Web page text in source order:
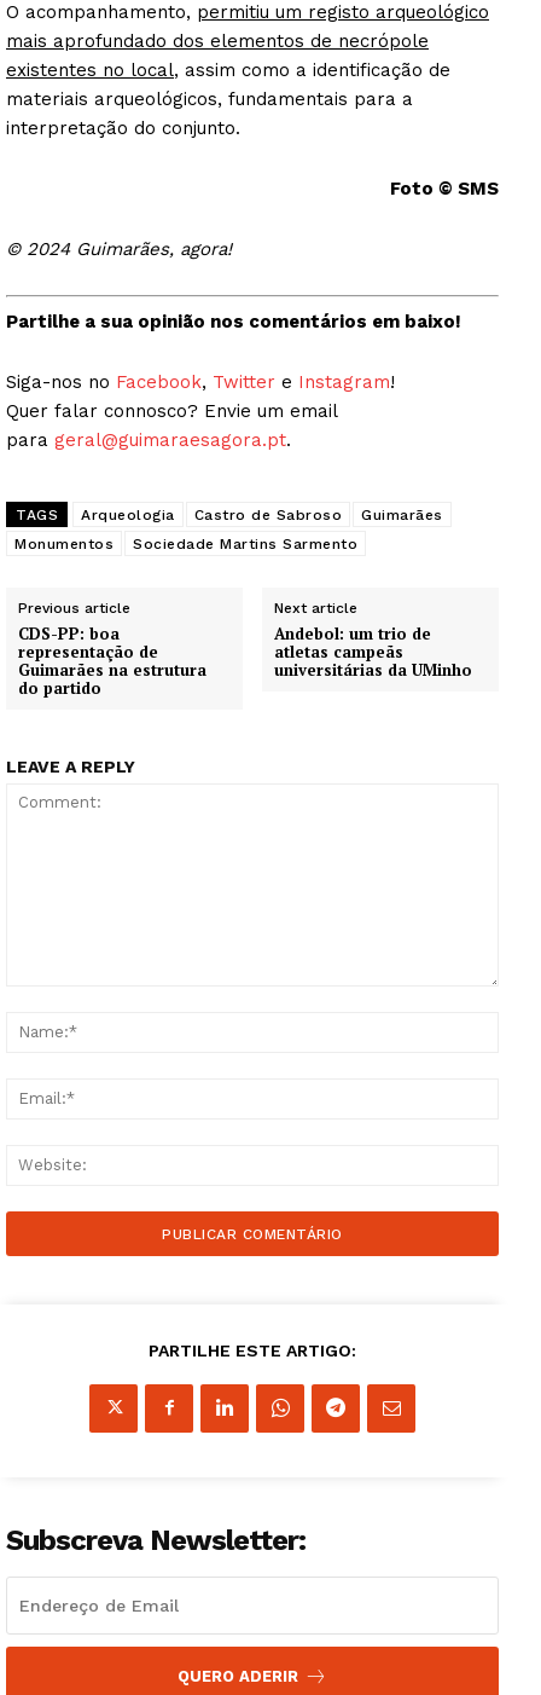
Guimarães, agora!
O acompanhamento, permitiu um registo arqueológico
mais aprofundado dos elementos de necrópole
existentes no local, assim como a identificação de
materiais arqueológicos, fundamentais para a
interpretação do conjunto.
Foto © SMS
© 2024 Guimarães, agora!
Partilhe a sua opinião nos comentários em baixo!
Siga-nos no Facebook, Twitter e Instagram!
Quer falar connosco? Envie um email
para geral@guimaraesagora.pt.
TAGS Arqueologia Castro de Sabroso
Guimarães
Monumentos
Sociedade Martins Sarmento
Previous article
CDS-PP: boa
representação de
Guimarães na estrutura
do partido
Next article
Andebol: um trio de
atletas campeãs
universitárias da UMinho
LEAVE A REPLY
PARTILHE ESTE ARTIGO:
Subscreva Newsletter:
QUERO ADERIR